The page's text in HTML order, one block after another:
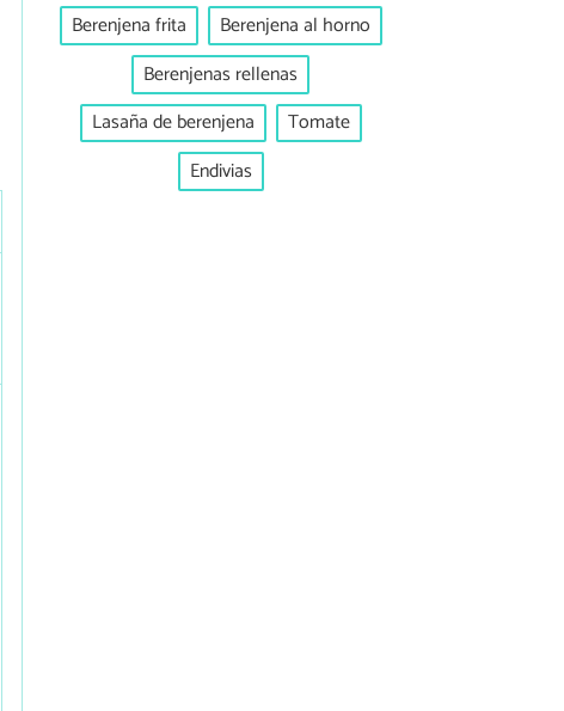
Berenjena frita
Berenjena al horno
Berenjenas rellenas
Lasaña de berenjena
Tomate
Endivias